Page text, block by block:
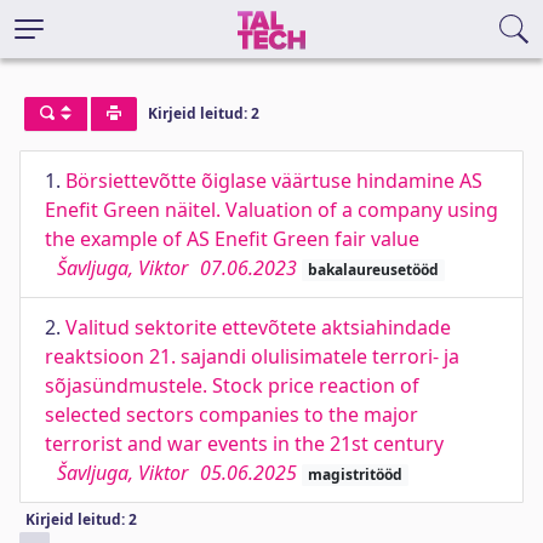
Kirjeid leitud: 2
1. Börsiettevõtte õiglase väärtuse hindamine AS
Enefit Green näitel. Valuation of a company using
the example of AS Enefit Green fair value
Šavljuga, Viktor 07.06.2023 bakalaureusetööd
2. Valitud sektorite ettevõtete aktsiahindade
reaktsioon 21. sajandi olulisimatele terrori- ja
sõjasündmustele. Stock price reaction of
selected sectors companies to the major
terrorist and war events in the 21st century
Šavljuga, Viktor 05.06.2025 magistritööd
Kirjeid leitud: 2